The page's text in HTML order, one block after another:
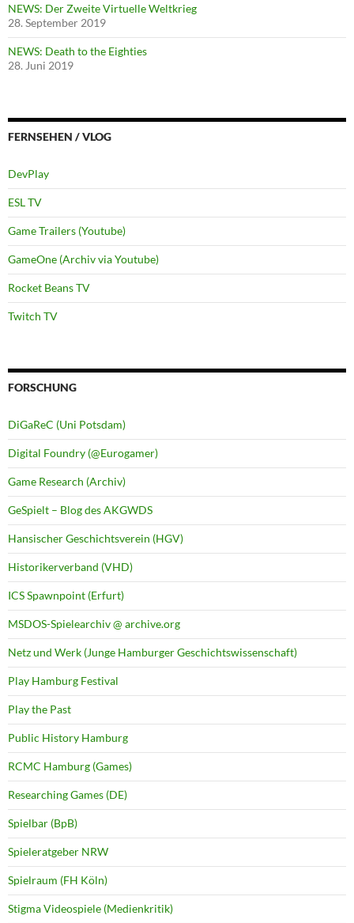
NEWS: Der Zweite Virtuelle Weltkrieg
28. September 2019
NEWS: Death to the Eighties
28. Juni 2019
FERNSEHEN / VLOG
DevPlay
ESL TV
Game Trailers (Youtube)
GameOne (Archiv via Youtube)
Rocket Beans TV
Twitch TV
FORSCHUNG
DiGaReC (Uni Potsdam)
Digital Foundry (@Eurogamer)
Game Research (Archiv)
GeSpielt – Blog des AKGWDS
Hansischer Geschichtsverein (HGV)
Historikerverband (VHD)
ICS Spawnpoint (Erfurt)
MSDOS-Spielearchiv @ archive.org
Netz und Werk (Junge Hamburger Geschichtswissenschaft)
Play Hamburg Festival
Play the Past
Public History Hamburg
RCMC Hamburg (Games)
Researching Games (DE)
Spielbar (BpB)
Spieleratgeber NRW
Spielraum (FH Köln)
Stigma Videospiele (Medienkritik)